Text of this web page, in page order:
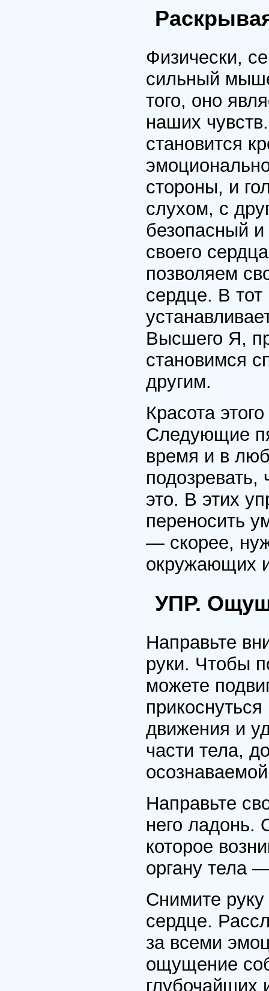
Физически,
сильный
того, оно
наших
становится
стороны, и
слухом, с
безопасный
своего
позволяем
сердце. В тот
Высшего Я,
становимся
другим.
Красота
Следующие
время и в
это. В этих
переносить
— скорее,
окружающих
УПР.
Направьте
руки. Чтобы
можете
движения и
части тела,
Направьте
него ладонь.
которое
органу тела
Снимите
сердце.
за всеми
ощущение
глубочайших